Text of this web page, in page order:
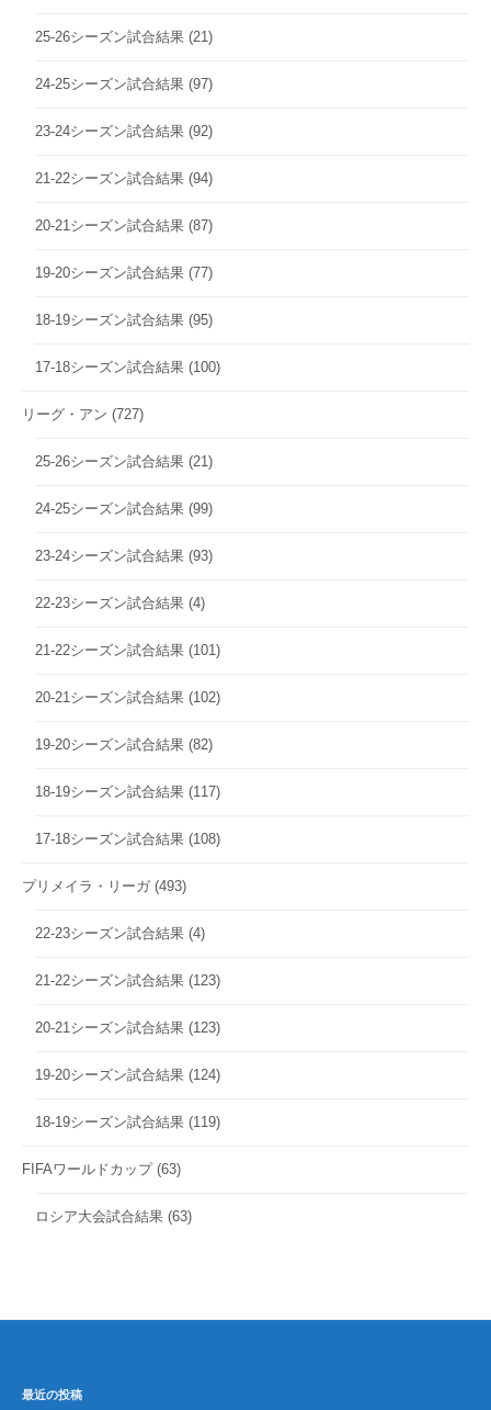
25-26シーズン試合結果 (21)
24-25シーズン試合結果 (97)
23-24シーズン試合結果 (92)
21-22シーズン試合結果 (94)
20-21シーズン試合結果 (87)
19-20シーズン試合結果 (77)
18-19シーズン試合結果 (95)
17-18シーズン試合結果 (100)
リーグ・アン (727)
25-26シーズン試合結果 (21)
24-25シーズン試合結果 (99)
23-24シーズン試合結果 (93)
22-23シーズン試合結果 (4)
21-22シーズン試合結果 (101)
20-21シーズン試合結果 (102)
19-20シーズン試合結果 (82)
18-19シーズン試合結果 (117)
17-18シーズン試合結果 (108)
プリメイラ・リーガ (493)
22-23シーズン試合結果 (4)
21-22シーズン試合結果 (123)
20-21シーズン試合結果 (123)
19-20シーズン試合結果 (124)
18-19シーズン試合結果 (119)
FIFAワールドカップ(63)
ロシア大会試合結果 (63)
最近の投稿